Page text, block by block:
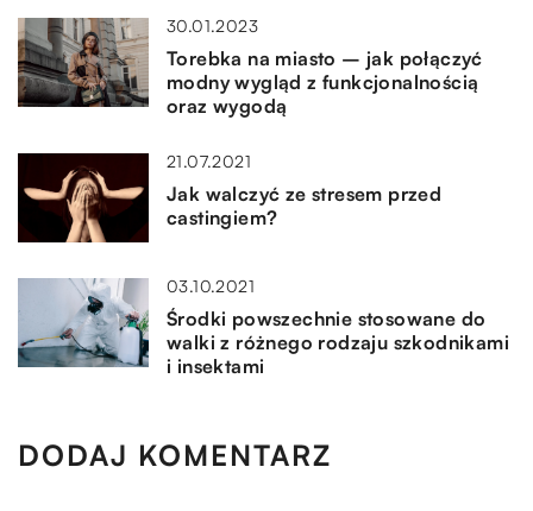
30.01.2023
Torebka na miasto – jak połączyć
modny wygląd z funkcjonalnością
oraz wygodą
21.07.2021
Jak walczyć ze stresem przed
castingiem?
03.10.2021
Środki powszechnie stosowane do
walki z różnego rodzaju szkodnikami
i insektami
DODAJ KOMENTARZ